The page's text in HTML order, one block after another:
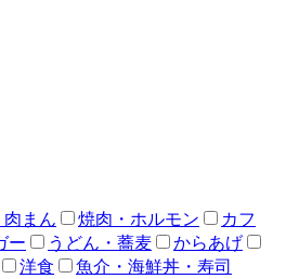
まん 焼肉・ホルモン
カフ
ー うどん・蕎麦
からあげ
洋食 魚介・海鮮丼・寿司